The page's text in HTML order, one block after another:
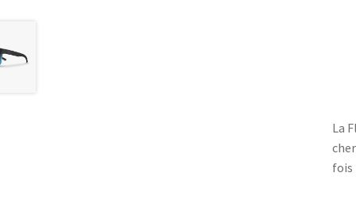
La
fois